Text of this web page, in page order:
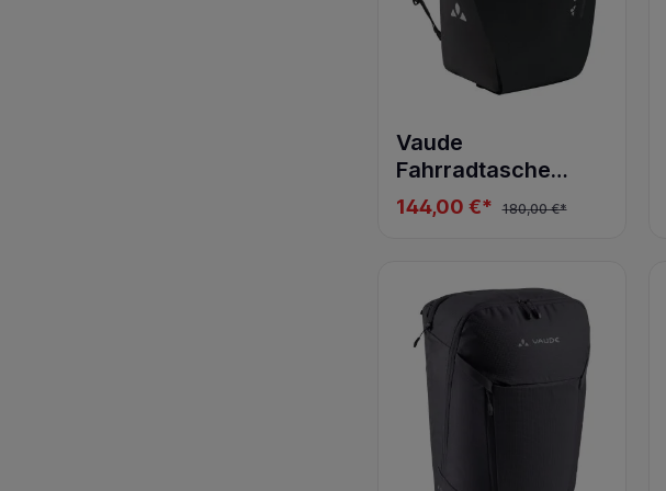
Vaude
Fahrradtasche
Aqua Transformer
26 black
144,00 €* 180,00 €*